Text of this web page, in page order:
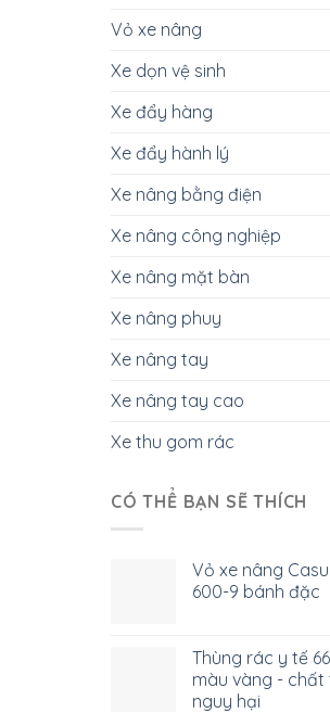
Vỏ xe nâng
Xe dọn vệ sinh
Xe đẩy hàng
Xe đẩy hành lý
Xe nâng bằng điện
Xe nâng công nghiệp
Xe nâng mặt bàn
Xe nâng phuy
Xe nâng tay
Xe nâng tay cao
Xe thu gom rác
CÓ THỂ BẠN SẼ THÍCH
Vỏ xe nâng
600-9 bánh đặc
Thùng rác y tế
màu vàng - chất
nguy hại